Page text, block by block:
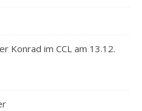
Konrad im CCL am 13.12.